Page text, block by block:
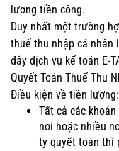
lương tiền công.
Duy nhất một trường
thuế thu nhập cá nhân
đây dịch vụ kế toán E-
Quyết Toán Thuế Thu
Điều kiện về tiền lương:
Tất cả các
nơi hoặc nhiều
ty quyết toán thì